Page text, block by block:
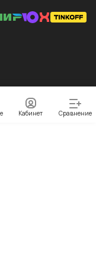
Кабинет Сравнение